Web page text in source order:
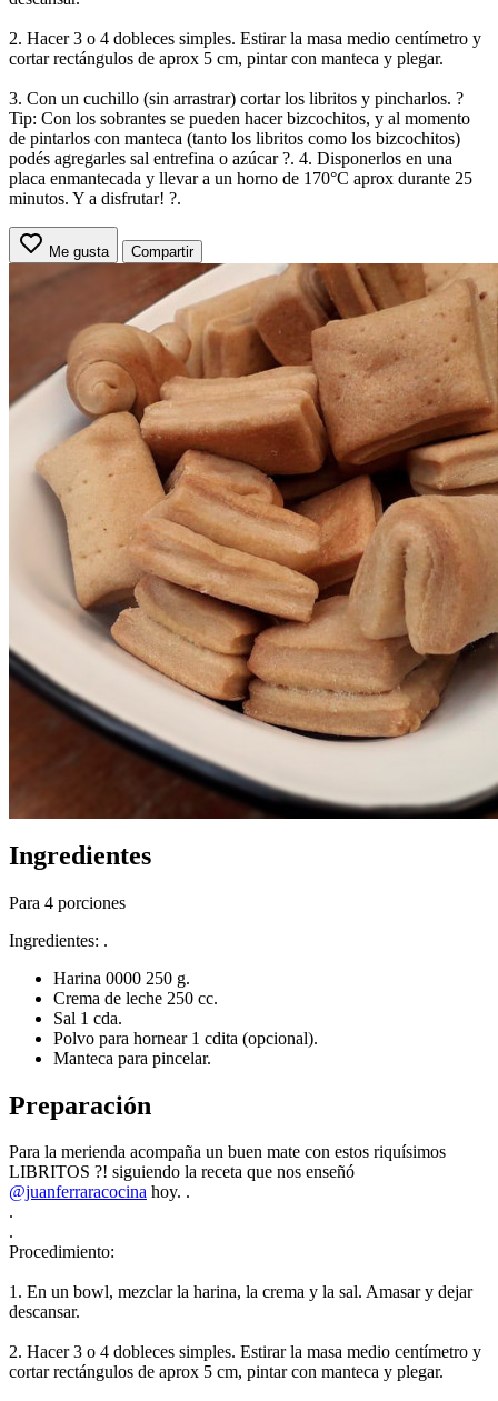
2. Hacer 3 o 4 dobleces simples. Estirar la masa medio centímetro y
cortar rectángulos de aprox 5 cm, pintar con manteca y plegar.
3. Con un cuchillo (sin arrastrar) cortar los libritos y pincharlos. ?
Tip: Con los sobrantes se pueden hacer bizcochitos, y al momento
de pintarlos con manteca (tanto los libritos como los bizcochitos)
podés agregarles sal entrefina o azúcar ?. 4. Disponerlos en una
placa enmantecada y llevar a un horno de 170°C aprox durante 25
minutos. Y a disfrutar! ?.
Me gusta Compartir
Ingredientes
Para 4 porciones
Ingredientes: .
Harina 0000 250 g.
Crema de leche 250 cc.
Sal 1 cda.
Polvo para hornear 1 cdita (opcional).
Manteca para pincelar.
Preparación
Para la merienda acompaña un buen mate con estos riquísimos
LIBRITOS ?! siguiendo la receta que nos enseñó
@juanferraracocina hoy. .
.
.
Procedimiento:
1. En un bowl, mezclar la harina, la crema y la sal. Amasar y dejar
descansar.
2. Hacer 3 o 4 dobleces simples. Estirar la masa medio centímetro y
cortar rectángulos de aprox 5 cm, pintar con manteca y plegar.